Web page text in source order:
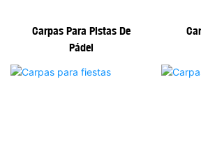
Carpas Para Pistas De
Pádel